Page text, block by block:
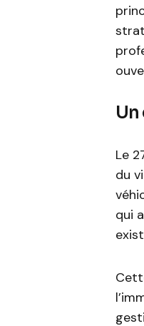
Un
Le
du
qui